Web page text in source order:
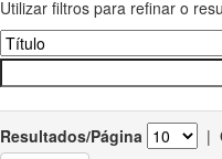
Utilizar filtros para refinar o
Resultados/Página |